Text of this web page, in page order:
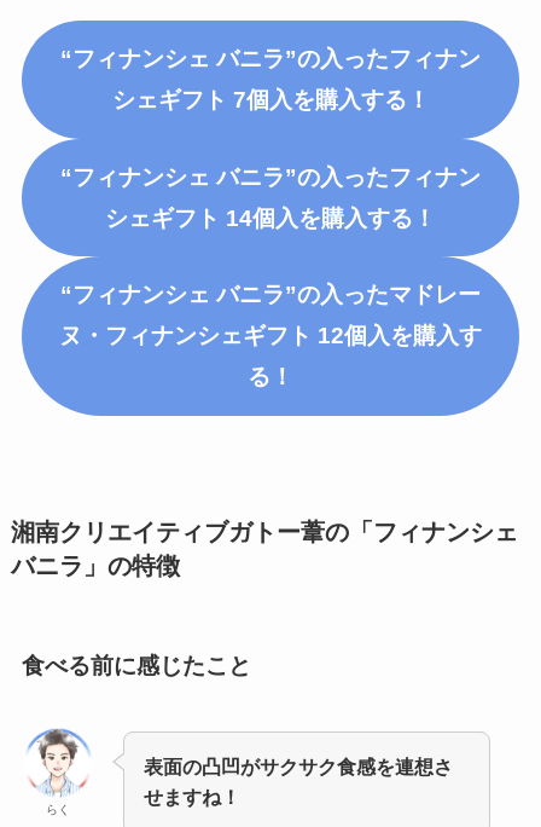
“フィナンシェ バニラ”の入ったフィナン
シェギフト 7個入 を購入する！
“フィナンシェ バニラ”の入ったフィナン
シェギフト 14個入 を購入する！
“フィナンシェ バニラ”の入ったマドレー
ヌ・フィナンシェギフト 12個入 を購入す
る！
湘南クリエイティブガトー葦の「フィナンシェ
バニラ」 の特徴
食べる前に感じたこと
らく
表面の凸凹がサクサク食感を連想さ
せますね！